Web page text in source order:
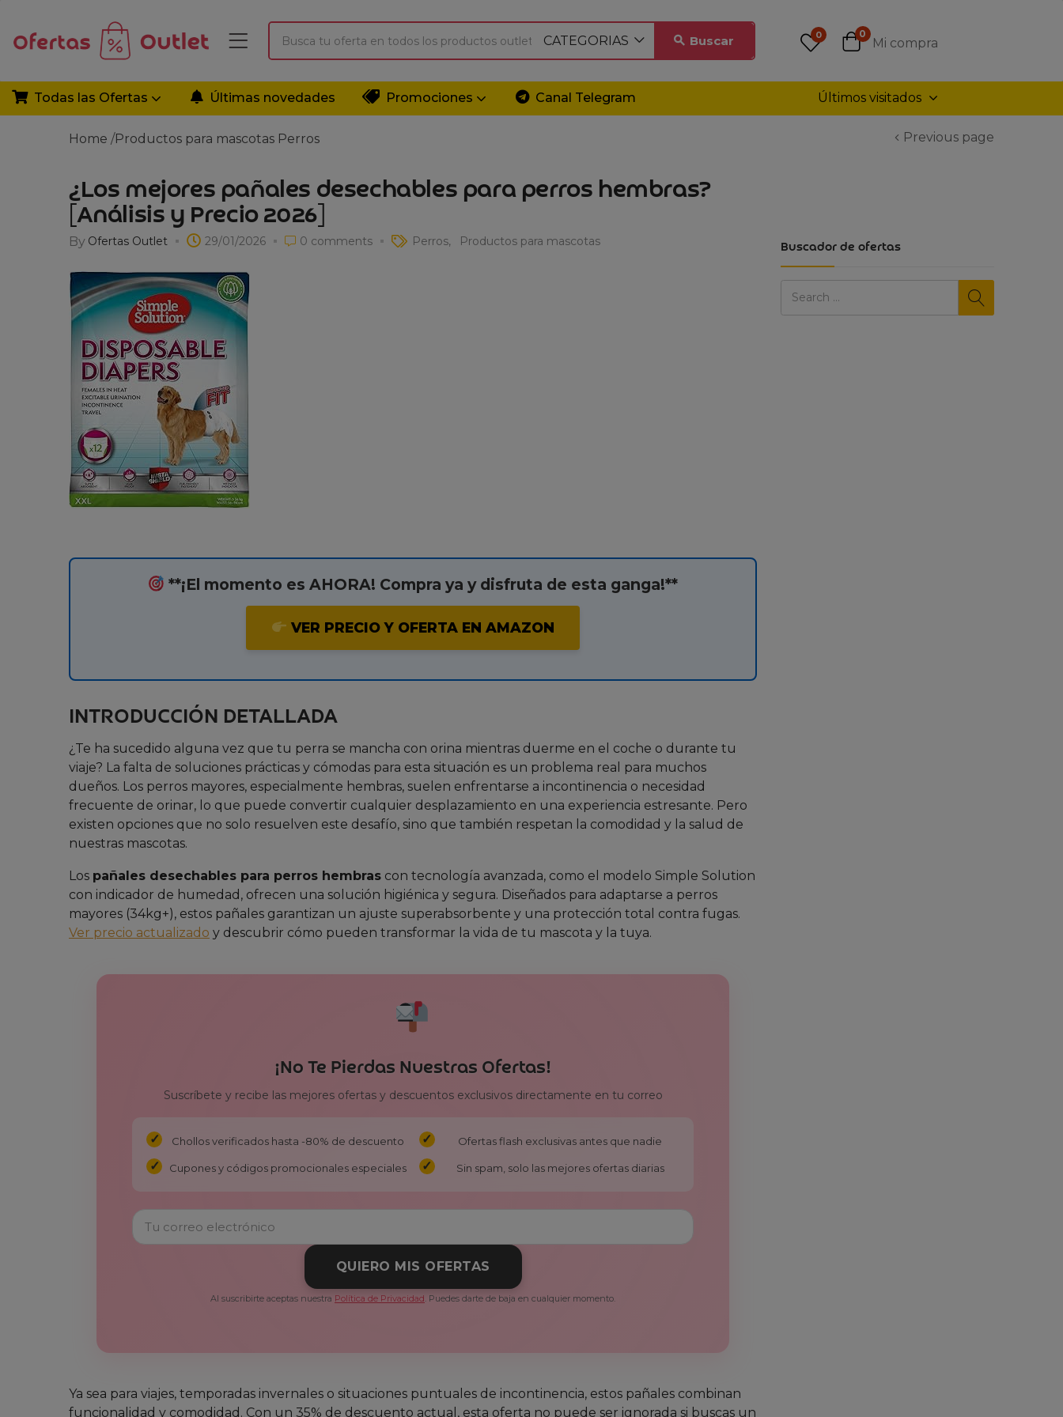
CATEGORIAS Buscar 0 0
Mi compra
Todas las Ofertas Últimas novedades Promociones Canal Telegram Últimos visitados
Home /Productos para mascotas Perros Previous page
Buscador de ofertas
¿Los mejores pañales desechables para perros hembras?
[Análisis y Precio 2026]
By Ofertas Outlet 29/01/2026 0 comments Perros Productos para mascotas
**¡El momento es AHORA! Compra ya y disfruta de esta ganga!**
VER PRECIO Y OFERTA EN AMAZON
INTRODUCCIÓN DETALLADA
¿Te ha sucedido alguna vez que tu perra se mancha con orina mientras duerme en el coche o durante tu
viaje? La falta de soluciones prácticas y cómodas para esta situación es un problema real para muchos
dueños. Los perros mayores, especialmente hembras, suelen enfrentarse a incontinencia o necesidad
frecuente de orinar, lo que puede convertir cualquier desplazamiento en una experiencia estresante. Pero
existen opciones que no solo resuelven este desafío, sino que también respetan la comodidad y la salud de
nuestras mascotas.
Los pañales desechables para perros hembras con tecnología avanzada, como el modelo Simple Solution
con indicador de humedad, ofrecen una solución higiénica y segura. Diseñados para adaptarse a perros
mayores (34kg+), estos pañales garantizan un ajuste superabsorbente y una protección total contra fugas.
Ver precio actualizado y descubrir cómo pueden transformar la vida de tu mascota y la tuya.
¡No Te Pierdas Nuestras Ofertas!
Suscríbete y recibe las mejores ofertas y descuentos exclusivos directamente en tu correo
Chollos verificados hasta -80% de descuento Ofertas flash exclusivas antes que nadie
Cupones y códigos promocionales especiales Sin spam, solo las mejores ofertas diarias
QUIERO MIS OFERTAS
Al suscribirte aceptas nuestra Política de Privacidad. Puedes darte de baja en cualquier momento.
Ya sea para viajes, temporadas invernales o situaciones puntuales de incontinencia, estos pañales combinan
funcionalidad y comodidad. Con un 35% de descuento actual, esta oferta no puede ser ignorada si buscas un